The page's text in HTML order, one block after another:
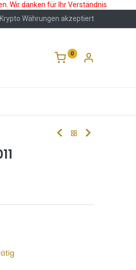
Wir danken für Ihr Verständnis
Krypto Währungen akzeptiert
0